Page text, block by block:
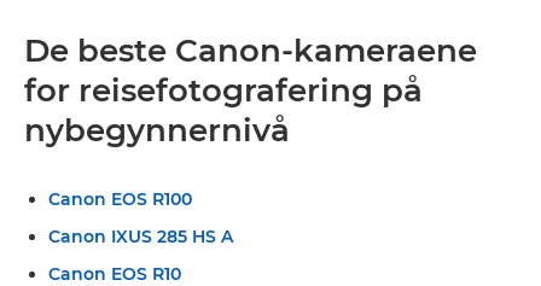
De beste Canon-kameraene
for reisefotografering på
nybegynnernivå
Canon EOS R100
Canon IXUS 285 HS A
Canon EOS R10